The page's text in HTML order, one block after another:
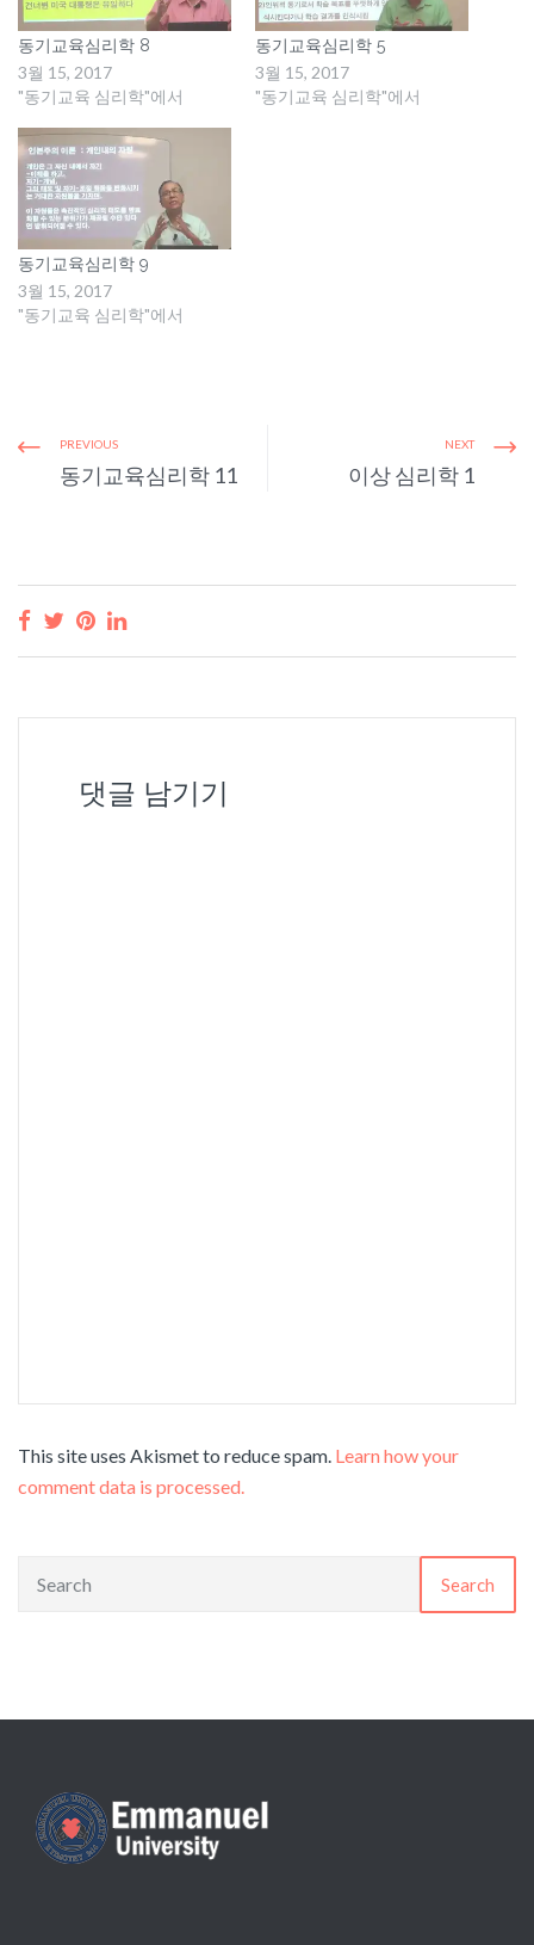
동기교육심리학 8
3월 15, 2017
"동기교육 심리학"에서
동기교육심리학 5
3월 15, 2017
"동기교육 심리학"에서
동기교육심리학 9
3월 15, 2017
"동기교육 심리학"에서
PREVIOUS
동기교육심리학 11
NEXT
이상 심리학 1
댓글 남기기
This site uses Akismet to reduce spam. Learn how your
comment data is processed.
Search